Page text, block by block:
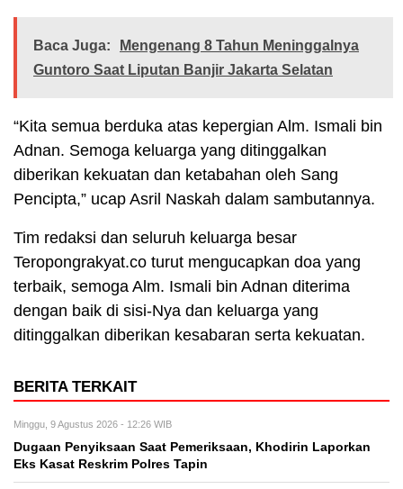
Baca Juga:
Mengenang 8 Tahun Meninggalnya
Guntoro Saat Liputan Banjir Jakarta Selatan
“Kita semua berduka atas kepergian Alm. Ismali bin
Adnan. Semoga keluarga yang ditinggalkan
diberikan kekuatan dan ketabahan oleh Sang
Pencipta,” ucap Asril Naskah dalam sambutannya.
Tim redaksi dan seluruh keluarga besar
Teropongrakyat.co turut mengucapkan doa yang
terbaik, semoga Alm. Ismali bin Adnan diterima
dengan baik di sisi-Nya dan keluarga yang
ditinggalkan diberikan kesabaran serta kekuatan.
BERITA TERKAIT
Minggu, 9 Agustus 2026 - 12:26 WIB
Dugaan Penyiksaan Saat Pemeriksaan, Khodirin Laporkan
Eks Kasat Reskrim Polres Tapin